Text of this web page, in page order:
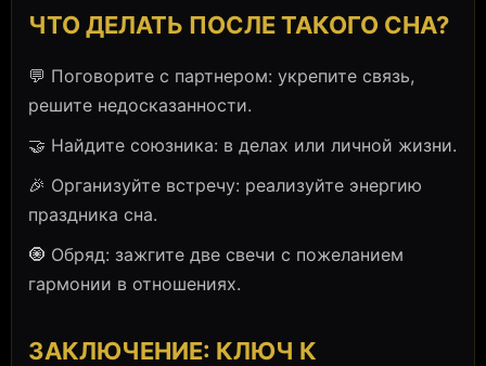
ЧТО ДЕЛАТЬ ПОСЛЕ ТАКОГО СНА?
💬 Поговорите с партнером: укрепите связь,
решите недосказанности.
🤝 Найдите союзника: в делах или личной жизни.
🎉 Организуйте встречу: реализуйте энергию
праздника сна.
🧿 Обряд: зажгите две свечи с пожеланием
гармонии в отношениях.
ЗАКЛЮЧЕНИЕ: КЛЮЧ К